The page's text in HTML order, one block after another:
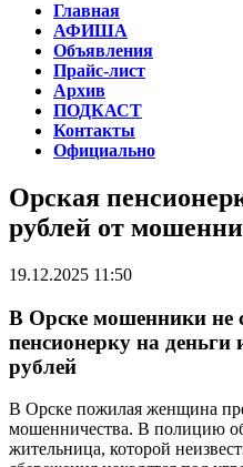
Главная
АФИША
Объявления
Прайс-лист
Архив
ПОДКАСТ
Контакты
Официально
Орская
рублей от
19.12.2025 11:50
В Орске мошенники не
пенсионерку на
рублей
В Орске пожилая женщина
мошенничества. В полицию
жительница, которой